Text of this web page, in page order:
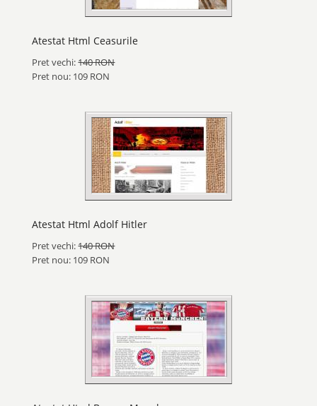
Atestat Html Ceasurile
Pret vechi:140 RON
Pret nou: 109 RON
Atestat Html Adolf Hitler
Pret vechi:140 RON
Pret nou: 109 RON